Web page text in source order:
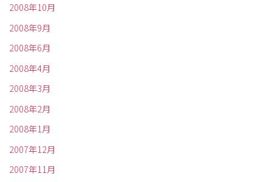
2008年10月
2008年9月
2008年6月
2008年4月
2008年3月
2008年2月
2008年1月
2007年12月
2007年11月